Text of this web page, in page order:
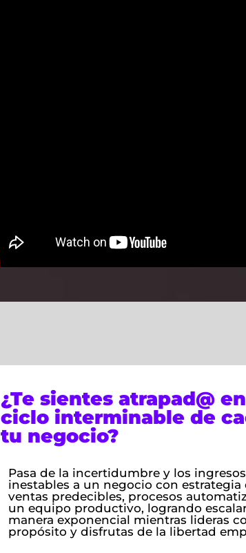
¿Te sientes atrapad@
ciclo interminable de
tu negocio?
Pasa de la incertidumbre y los ingresos
inestables a un negocio con estrategia
ventas predecibles, procesos
un equipo productivo, logrando
manera exponencial mientras lideras
propósito y disfrutas de la libertad